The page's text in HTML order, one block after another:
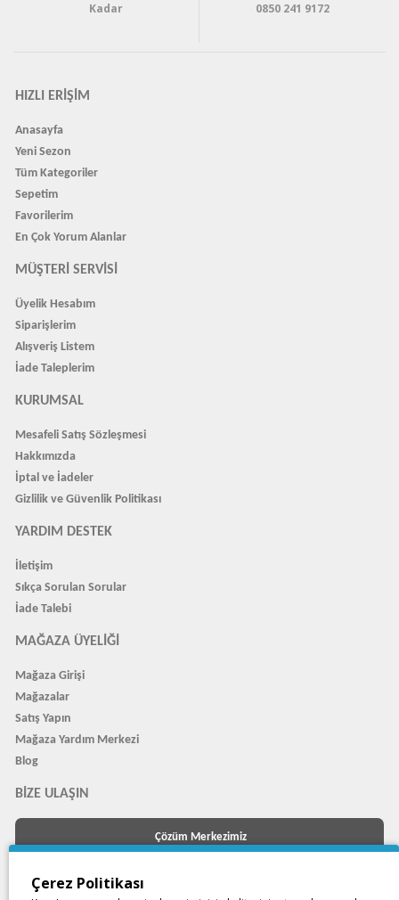
Kadar
0850 241 9172
HIZLI ERIŞIM
Anasayfa
Yeni Sezon
Tüm Kategoriler
Sepetim
Favorilerim
En Çok Yorum Alanlar
MÜŞTERI SERVISI
Üyelik Hesabım
Siparişlerim
Alışveriş Listem
İade Taleplerim
KURUMSAL
Mesafeli Satış Sözleşmesi
Hakkımızda
İptal ve İadeler
Gizlilik ve Güvenlik Politikası
YARDIM DESTEK
İletişim
Sıkça Sorulan Sorular
İade Talebi
MAĞAZA ÜYELIĞI
Mağaza Girişi
Mağazalar
Satış Yapın
Mağaza Yardım Merkezi
Blog
BIZE ULAŞIN
Çözüm Merkezimiz
Çerez Politikası